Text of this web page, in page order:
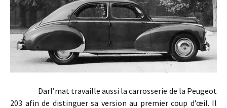
Darl’mat travaille aussi la carrosserie de la Peugeot
203 afin de distinguer sa version au premier coup d’œil. Il